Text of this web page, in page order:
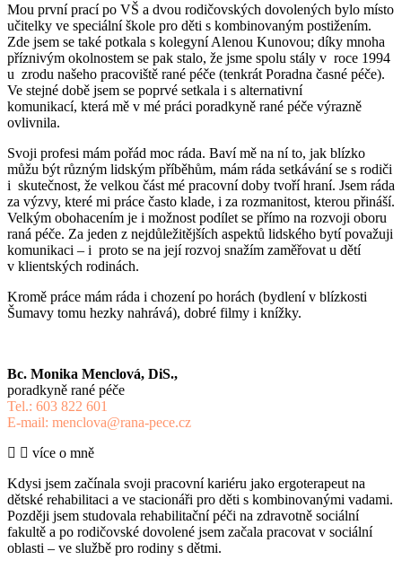
Mou první prací po VŠ a dvou rodičovských dovolených bylo místo
učitelky ve speciální škole pro děti s kombinovaným postižením.
Zde jsem se také potkala s kolegyní Alenou Kunovou; díky mnoha
příznivým okolnostem se pak stalo, že jsme spolu stály v roce 1994
u zrodu našeho pracoviště rané péče (tenkrát Poradna časné péče).
Ve stejné době jsem se poprvé setkala i s alternativní
komunikací, která mě v mé práci poradkyně rané péče výrazně
ovlivnila.
Svoji profesi mám pořád moc ráda. Baví mě na ní to, jak blízko
můžu být různým lidským příběhům, mám ráda setkávání se s rodiči
i skutečnost, že velkou část mé pracovní doby tvoří hraní. Jsem ráda
za výzvy, které mi práce často klade, i za rozmanitost, kterou přináší.
Velkým obohacením je i možnost podílet se přímo na rozvoji oboru
raná péče. Za jeden z nejdůležitějších aspektů lidského bytí považuji
komunikaci – i proto se na její rozvoj snažím zaměřovat u dětí
v klientských rodinách.
Kromě práce mám ráda i chození po horách (bydlení v blízkosti
Šumavy tomu hezky nahrává), dobré filmy i knížky.
Bc. Monika Menclová, DiS.,
poradkyně rané péče
Tel.: 603 822 601
E-mail: menclova@rana-pece.cz
více o mně
Kdysi jsem začínala svoji pracovní kariéru jako ergoterapeut na
dětské rehabilitaci a ve stacionáři pro děti s kombinovanými vadami.
Později jsem studovala rehabilitační péči na zdravotně sociální
fakultě a po rodičovské dovolené jsem začala pracovat v sociální
oblasti – ve službě pro rodiny s dětmi.